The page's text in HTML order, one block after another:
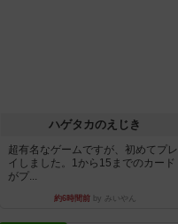
ハゲタカのえじき
超有名なゲームですが、初めてプレ
イしました。1から15までのカード
がプ...
約6時間前by みいやん